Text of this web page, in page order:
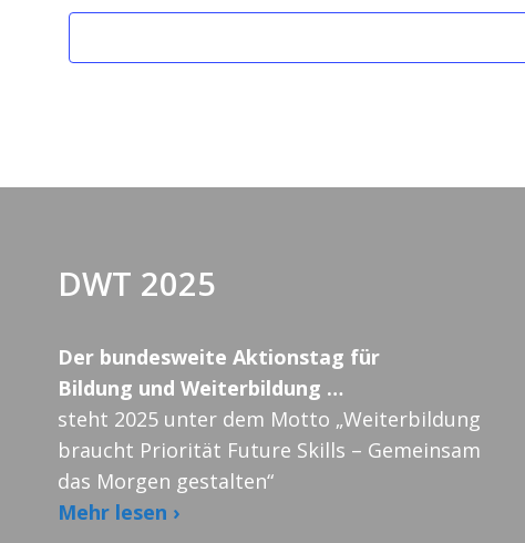
DWT 2025
Der bundesweite Aktionstag für
Bildung und Weiterbildung …
steht 2025 unter dem Motto „Weiterbildung
braucht Priorität Future Skills – Gemeinsam
das Morgen gestalten“
Mehr lesen ›